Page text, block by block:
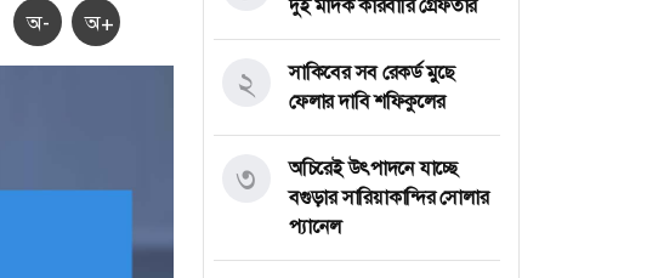
অ- অ+
দুই মাদক কারবারি গ্রেফতার
সাকিবের সব রেকর্ড মুছে
ফেলার দাবি শফিকুলের
২
অচিরেই উৎপাদনে যাচ্ছে
বগুড়ার সারিয়াকান্দির সোলার
প্যানেল
৩